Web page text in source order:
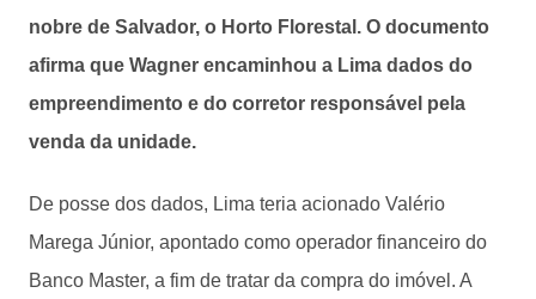
nobre de Salvador, o Horto Florestal. O documento
afirma que Wagner encaminhou a Lima dados do
empreendimento e do corretor responsável pela
venda da unidade.
De posse dos dados, Lima teria acionado Valério
Marega Júnior, apontado como operador financeiro do
Banco Master, a fim de tratar da compra do imóvel. A